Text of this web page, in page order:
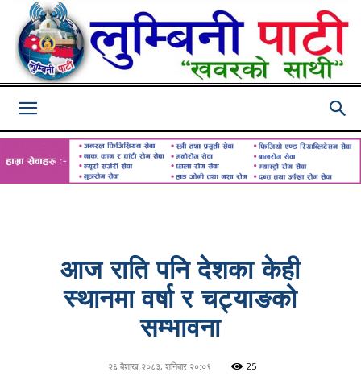
आज राति पनि देशका केही
स्थानमा वर्षा र चट्याङको
सम्भावना
२६ बैशाख २०८३, शनिबार २०:०९ 25